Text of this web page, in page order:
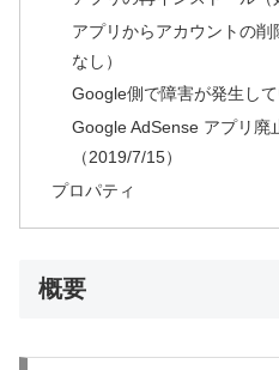
アプリからアカウントの
なし）
Google側で障害が発生し
Google AdSense アプリ廃
（2019/7/15）
プロパティ
概要